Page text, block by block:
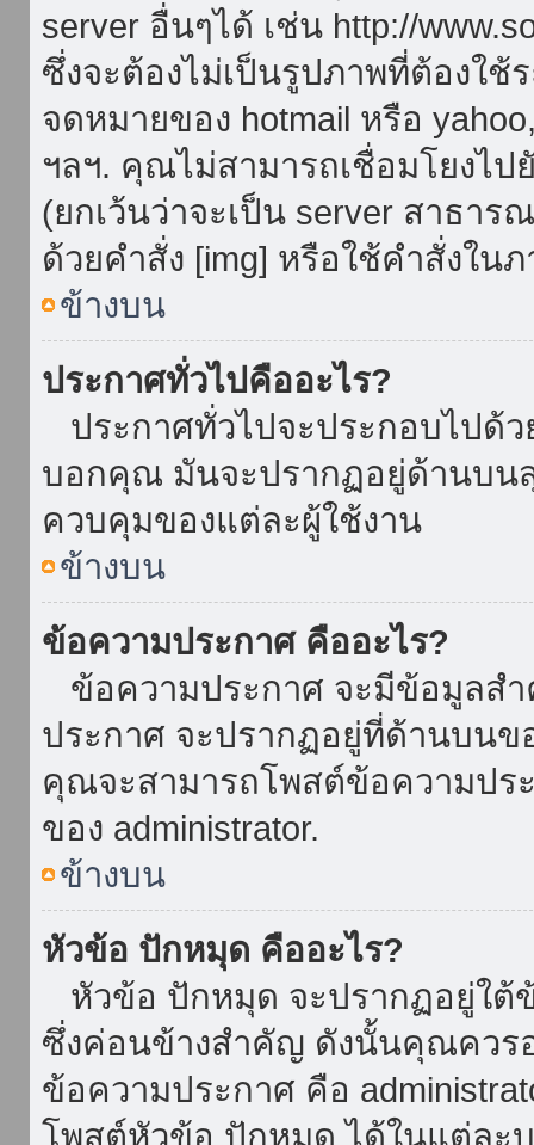
server อื่นๆได้ เช่น http://
ซึ่งจะต้องไม่เป็นรูปภาพที่ต้องใ
จดหมายของ hotmail หรือ
ฯลฯ. คุณไม่สามารถเชื่อมโยงไ
(ยกเว้นว่าจะเป็น server สาธาร
ด้วยคำสั่ง [img] หรือใช้คำสั่งใ
ข้างบน
ประกาศทั่วไปคืออะไร?
ประกาศทั่วไปจะประกอบไปด้
บอกคุณ มันจะปรากฏอยู่ด้านบน
ควบคุมของแต่ละผู้ใช้งาน
ข้างบน
ข้อความประกาศ คืออะไร?
ข้อความประกาศ จะมีข้อมูลส
ประกาศ จะปรากฏอยู่ที่ด้านบนข
คุณจะสามารถโพสต์ข้อความป
ของ administrator.
ข้างบน
หัวข้อ ปักหมุด คืออะไร?
หัวข้อ ปักหมุด จะปรากฏอยู่ใต้
ซึ่งค่อนข้างสำคัญ ดังนั้นคุณควร
ข้อความประกาศ คือ
โพสต์หัวข้อ ปักหมุด ได้ในแต่ละ